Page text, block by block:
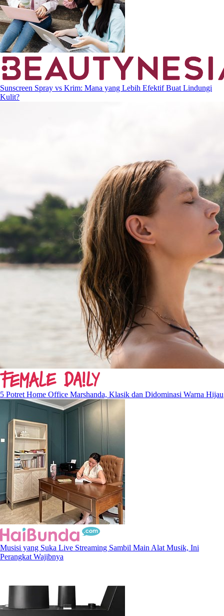
Sunscreen Spray vs Krim: Mana yang Lebih Efektif Buat Lindungi
Kulit?
5 Potret Home Office Marshanda, Klasik dan Didominasi Warna Hijau
Musisi yang Suka Live Streaming Sambil Main Alat Musik, Ini
Perangkat Wajibnya